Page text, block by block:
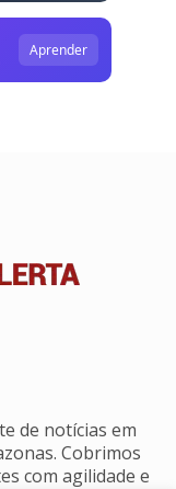
Aprender
de notícias em
Cobrimos
com agilidade e